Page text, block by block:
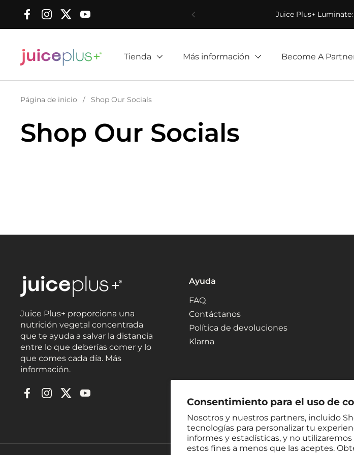
Consentimiento para el uso de
Nosotros y nuestros partners, incluido
tecnologías para personalizar tu
informes y estadísticas, y no
estos fines a menos que las aceptes.
FacebookInstagram
TwitterYouTube
Juice Plus+ Luminate:
Tienda Más información Become A
Página de inicio / Shop Our Socials
Shop Our Socials
Juice Plus+ proporciona una
nutrición vegetal concentrada
que te ayuda a salvar la distancia
entre lo que deberías comer y lo
que comes cada día. Más
información.
FacebookInstagram
TwitterYouTube
Ayuda
FAQ
Contáctanos
Política de devoluciones
Klarna